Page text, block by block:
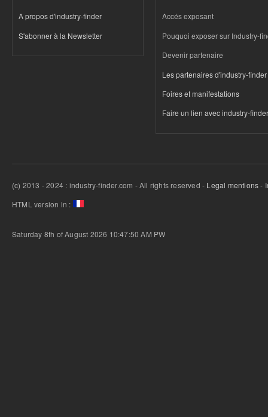
A propos d'industry-finder
S'abonner à la Newsletter
Accés exposant
Pouquoi exposer sur Industry-
Devenir partenaire
Les partenaires d'industry-finder
Foires et manifestations
Faire un lien avec industry-finder
(c) 2013 - 2024 : industry-finder.com - All rights reserved - Legal mentions-
HTML version in :
Saturday 8th of August 2026 10:47:50 AM PW